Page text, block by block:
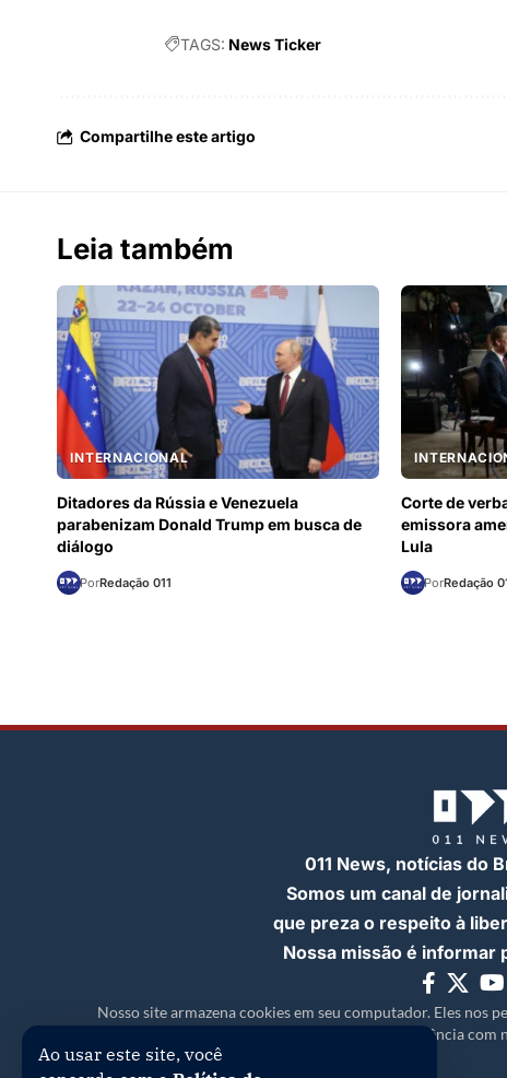
Ao usar este site, você
TAGS: News Ticker
Compartilhe este artigo
Leia também
INTERNACIONAL
Ditadores da Rússia e Venezuela
parabenizam Donald Trump em busca de
diálogo
PorRedação 011
Corte de
emissora
Lula
PorRedação
011 News, notícias do
Somos um canal de
que preza o respeito à
Nossa missão é informar
Nosso site armazena cookies em seu computador. Eles nos
experiência com